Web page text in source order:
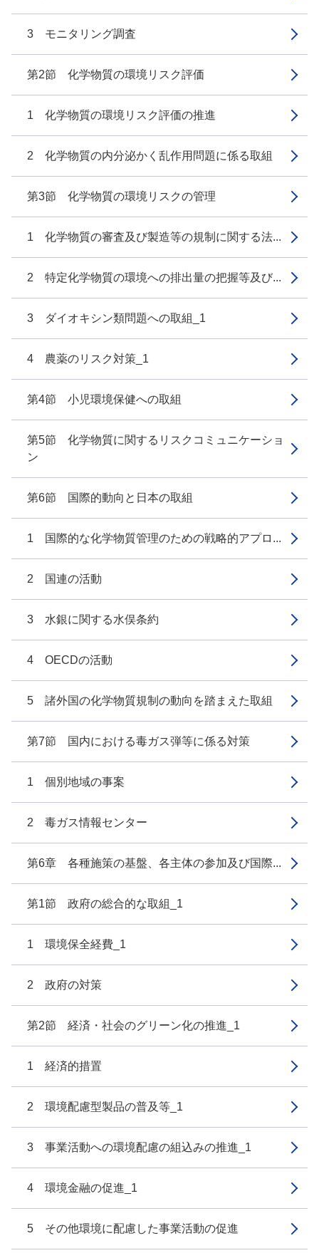
3 モニタリング調査
第2節 化学物質の環境リスク評価
1 化学物質の環境リスク評価の推進
2 化学物質の内分泌かく乱作用問題に係る取組
第3節 化学物質の環境リスクの管理
1 化学物質の審査及び製造等の規制に関する法...
2 特定化学物質の環境への排出量の把握等及び...
3 ダイオキシン類問題への取組_1
4 農薬のリスク対策_1
第4節 小児環境保健への取組
第5節 化学物質に関するリスクコミュニケーショ
ン
第6節 国際的動向と日本の取組
1 国際的な化学物質管理のための戦略的アプロ...
2 国連の活動
3 水銀に関する水俣条約
4 OECDの活動
5 諸外国の化学物質規制の動向を踏まえた取組
第7節 国内における毒ガス弾等に係る対策
1 個別地域の事案
2 毒ガス情報センター
第6章 各種施策の基盤、各主体の参加及び国際...
第1節 政府の総合的な取組_1
1 環境保全経費_1
2 政府の対策
第2節 経済・社会のグリーン化の推進_1
1 経済的措置
2 環境配慮型製品の普及等_1
3 事業活動への環境配慮の組込みの推進_1
4 環境金融の促進_1
5 その他環境に配慮した事業活動の促進